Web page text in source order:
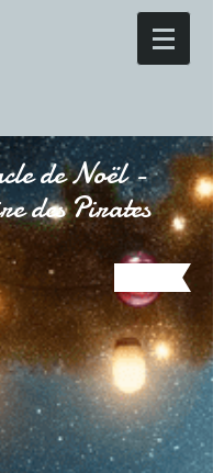
de Noël -
des Pirates